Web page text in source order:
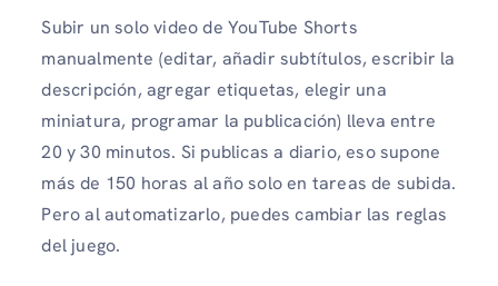
Subir un solo video de YouTube Shorts
manualmente (editar, añadir subtítulos, escribir la
descripción, agregar etiquetas, elegir una
miniatura, programar la publicación) lleva entre
20 y 30 minutos. Si publicas a diario, eso supone
más de 150 horas al año solo en tareas de subida.
Pero al automatizarlo, puedes cambiar las reglas
del juego.